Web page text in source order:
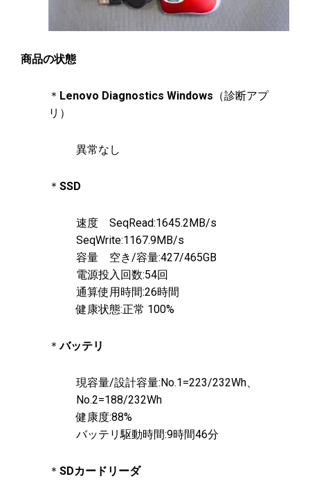
商品の状態
＊ Lenovo Diagnostics Windows （診断アプ
リ）
異常なし
＊ SSD
速度 SeqRead:1645.2MB/s
SeqWrite:1167.9MB/s
容量 空き/容量:427/465GB
電源投入回数:54回
通算使用時間:26時間
健康状態:正常 100%
＊バッテリ
現容量/設計容量:No.1=223/232Wh、
No.2=188/232Wh
健康度:88%
バッテリ駆動時間:9時間46分
＊ SDカードリーダ